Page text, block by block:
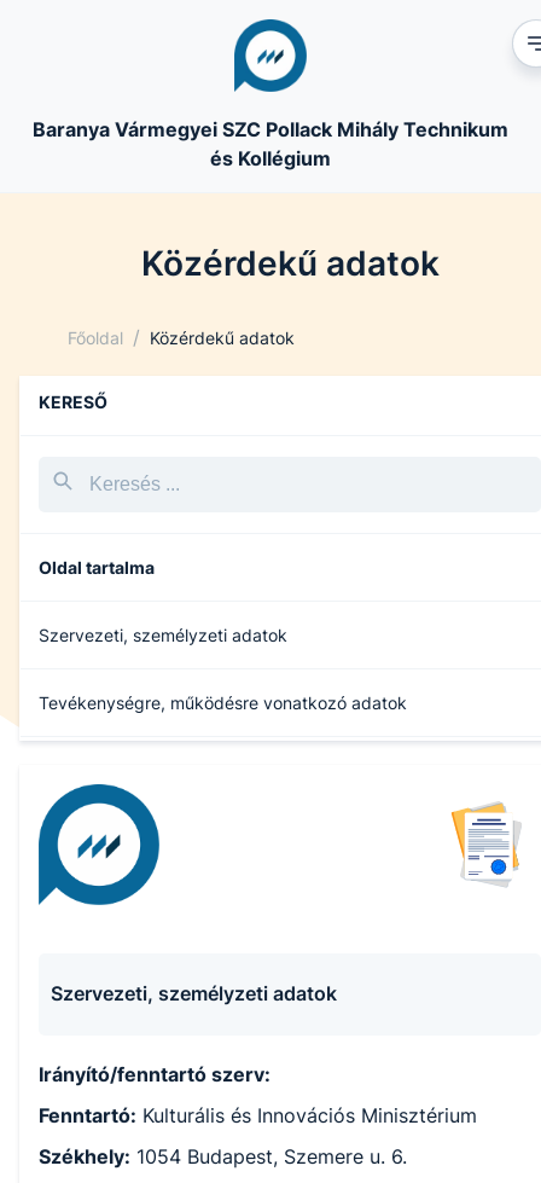
Baranya Vármegyei SZC Pollack Mihály Technikum
és Kollégium
Közérdekű adatok
Főoldal / Közérdekű adatok
KERESŐ
Oldal tartalma
Szervezeti, személyzeti adatok
Tevékenységre, működésre vonatkozó adatok
Tanulmányi Eredmények Kommunikációs Rendszere
Archívum
Szervezeti, személyzeti adatok
Irányító/fenntartó szerv:
Fenntartó: Kulturális és Innovációs Minisztérium
Székhely: 1054 Budapest, Szemere u. 6.